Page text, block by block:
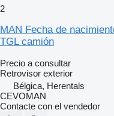
2
MAN Fecha de
TGL camión
Precio a consultar
Retrovisor exterior
Bélgica, Herentals
CEVOMAN
Contacte con el vendedor